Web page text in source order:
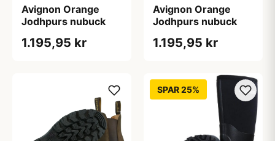
Avignon Orange
Jodhpurs nubuck
1.195,95 kr
Avignon Orange
Jodhpurs nubuck
1.195,95 kr
SPAR 25%